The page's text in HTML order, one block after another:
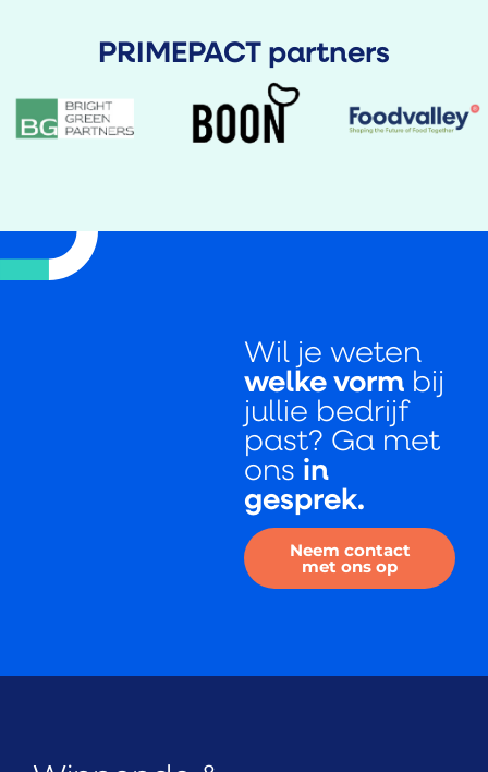
PRIMEPACT partners
Wil je weten
welke vorm bij
jullie bedrijf
past? Ga met
ons in
gesprek.
Neem contact
met ons op